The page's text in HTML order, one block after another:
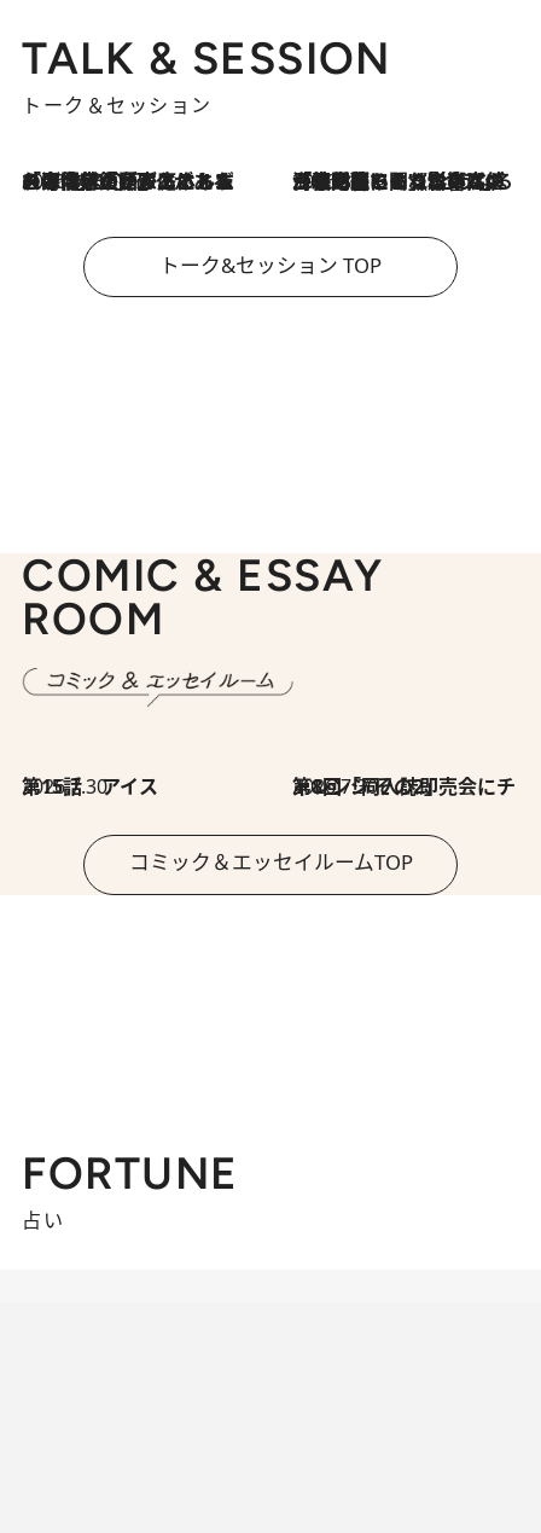
TALK & SESSION
トーク＆セッション
2026.8.3
「今後値上げがあるとすれば…」「リスクがあるのは今年の冬」エネルギー専門家が語る、ホルムズ海峡封鎖が家庭にもたらす“ある心配” 2026.8.3
「住宅建てられない…」「サーチャージ料の高値が続いている」ホルムズ海峡封鎖による影響はいつまで続く？《エネルギー専門家に聞く“どうなる日本の暮らし”》
トーク&セッション TOP
COMIC & ESSAY
ROOM
2026.7.30
第15話 アイス 2026.7.30
第8回「同人誌即売会にチャレンジ その2」
コミック＆エッセイルームTOP
FORTUNE
占い